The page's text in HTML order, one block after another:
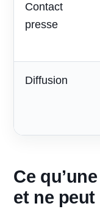
Contact
presse
Diffusion
Ce
et ne